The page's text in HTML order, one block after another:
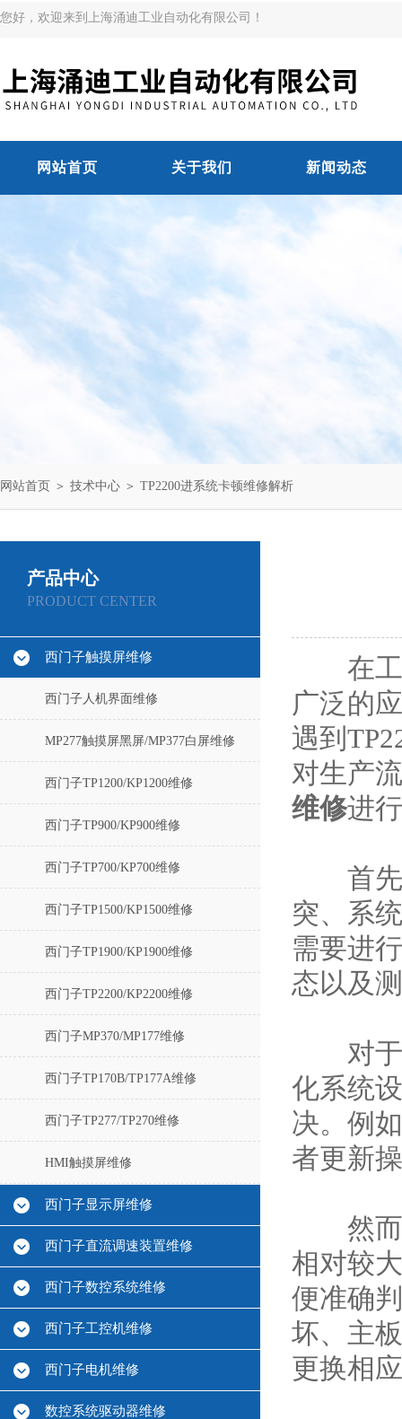
您好，欢迎来到上海涌迪工业自动化有限公司！
网站首页 关于我们 新闻动态
网站首页 ＞ 技术中心 ＞ TP2200进系统卡顿维修解析
产品中心
PRODUCT CENTER
西门子触摸屏维修
西门子人机界面维修
MP277触摸屏黑屏/MP377白屏维修
西门子TP1200/KP1200维修
西门子TP900/KP900维修
西门子TP700/KP700维修
西门子TP1500/KP1500维修
西门子TP1900/KP1900维修
西门子TP2200/KP2200维修
西门子MP370/MP177维修
西门子TP170B/TP177A维修
西门子TP277/TP270维修
HMI触摸屏维修
西门子显示屏维修
西门子直流调速装置维修
西门子数控系统维修
西门子工控机维修
西门子电机维修
数控系统驱动器维修
在工业
广泛的
遇到
对生产
维修进
首先，
突、系
需要进
态以及
对于
化系统
决。例
者更新
然而
相对较
便准确
坏、主
更换相